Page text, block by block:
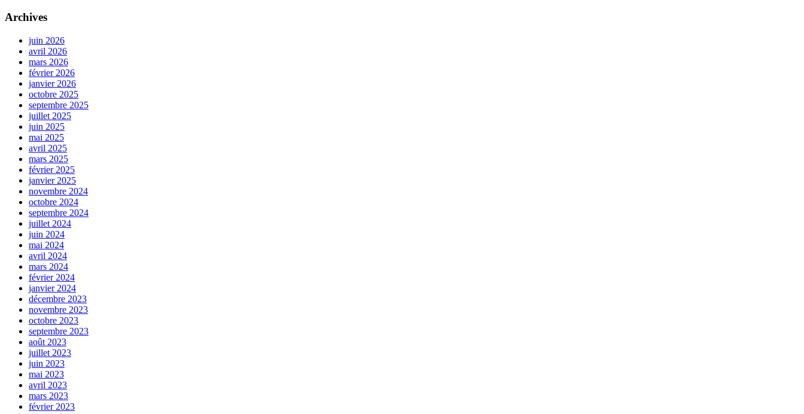
Archives
juin 2026
avril 2026
mars 2026
février 2026
janvier 2026
octobre 2025
septembre 2025
juillet 2025
juin 2025
mai 2025
avril 2025
mars 2025
février 2025
janvier 2025
novembre 2024
octobre 2024
septembre 2024
juillet 2024
juin 2024
mai 2024
avril 2024
mars 2024
février 2024
janvier 2024
décembre 2023
novembre 2023
octobre 2023
septembre 2023
août 2023
juillet 2023
juin 2023
mai 2023
avril 2023
mars 2023
février 2023